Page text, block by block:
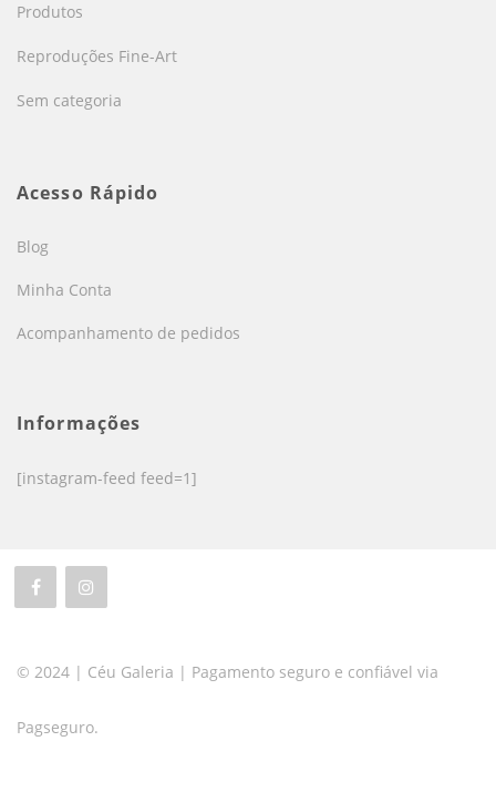
Produtos
Reproduções Fine-Art
Sem categoria
Acesso Rápido
Blog
Minha Conta
Acompanhamento de pedidos
Informações
[instagram-feed feed=1]
© 2024 | Céu Galeria | Pagamento seguro e confiável via
Pagseguro.